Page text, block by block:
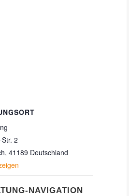
2
, 41189 Deutschland
NAVIGATION